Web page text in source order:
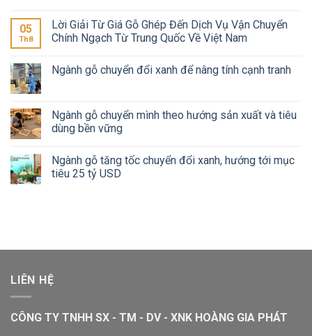
05
Th8
Lời Giải Từ Giá Gỗ Ghép Đến Dịch Vụ Vận Chuyển
Chính Ngạch Từ Trung Quốc Về Việt Nam
Ngành gỗ chuyển đổi xanh để nâng tính cạnh tranh
Ngành gỗ chuyển mình theo hướng sản xuất và tiêu
dùng bền vững
Ngành gỗ tăng tốc chuyển đổi xanh, hướng tới mục
tiêu 25 tỷ USD
LIÊN HỆ
CÔNG TY TNHH SX - TM - DV - XNK HOÀNG GIA PHÁT